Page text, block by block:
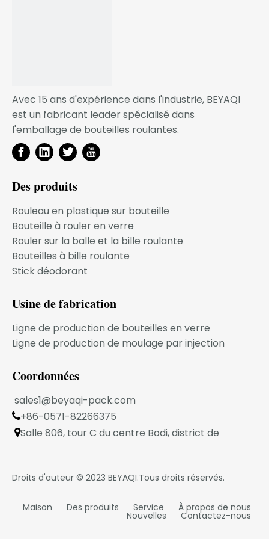
SERVICE OEM
d'ouverture du moule, nous pouvons garantir que
pour les partenaires commerciaux à long terme, nous
Avec 15 ans d'expérience dans l'industrie, BEYAQI
est un fabricant leader spécialisé dans
l'emballage de bouteilles roulantes.
Des produits
Rouleau en plastique sur bouteille
Bouteille à rouler en verre
Rouler sur la balle et la bille roulante
Bouteilles à bille roulante
Stick déodorant
Usine de fabrication
Ligne de production de bouteilles en verre
Ligne de production de moulage par injection
Coordonnées
sales1@beyaqi-pack.com
+86-0571-82266375
Salle 806, tour C du centre Bodi, district de
Droits d'auteur © 2023 BEYAQI.Tous droits réservés.
Maison Des produits Service À propos de nous
Nouvelles Contactez-nous